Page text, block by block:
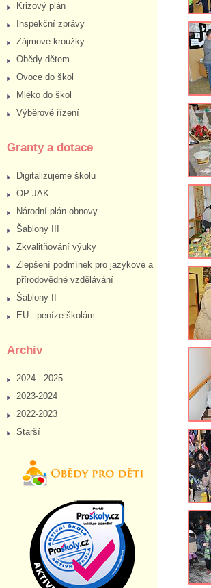
Krizový plán
Inspekční zprávy
Zájmové kroužky
Obědy dětem
Ovoce do škol
Mléko do škol
Výběrové řízení
Granty a dotace
Digitalizujeme školu
OP JAK
Národní plán obnovy
Šablony III
Zkvalitňování výuky
Zlepšení podmínek pro jazykové a
přírodovědné vzdělávání
Šablony II
EU - peníze školám
Archiv
2024 - 2025
2023-2024
2022-2023
Starší